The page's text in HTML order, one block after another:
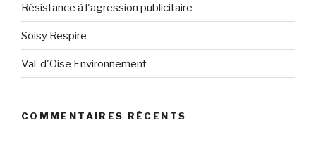
Résistance à l'agression publicitaire
Soisy Respire
Val-d'Oise Environnement
COMMENTAIRES RÉCENTS